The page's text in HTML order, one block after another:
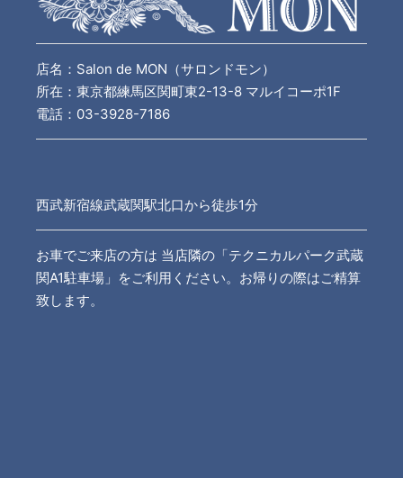
店名：Salon de MON（サロンドモン）
所在：東京都練馬区関町東2-13-8 マルイコーポ1F
電話：03-3928-7186
西武新宿線武蔵関駅北口から徒歩1分
お車でご来店の方は 当店隣の「テクニカルパーク武蔵
関A1駐車場」をご利用ください。お帰りの際はご精算
致します。